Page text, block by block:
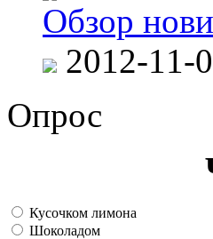
Обзор
2012-11-
Опрос
Кусочком лимона
Шоколадом